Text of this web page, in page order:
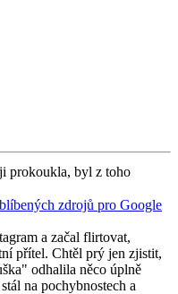
prokoukla, byl z toho
zdrojů pro Google
a začal flirtovat,
přítel. Chtěl prý jen zjistit,
odhalila něco úplně
na pochybnostech a